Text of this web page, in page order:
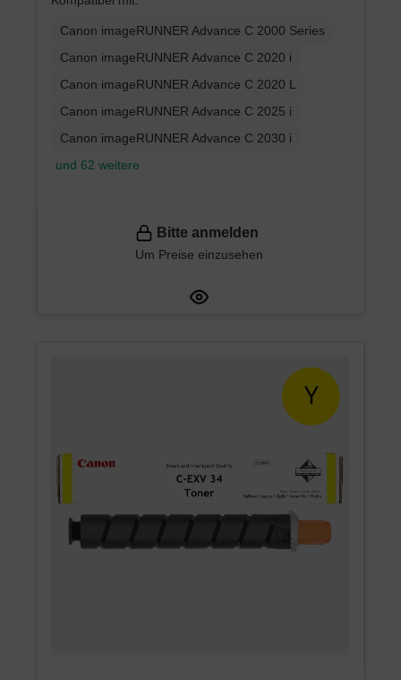
Canon imageRUNNER Advance C 2000 Series
Canon imageRUNNER Advance C 2020 i
Canon imageRUNNER Advance C 2020 L
Canon imageRUNNER Advance C 2025 i
Canon imageRUNNER Advance C 2030 i
und 62 weitere
Bitte anmelden
Um Preise einzusehen